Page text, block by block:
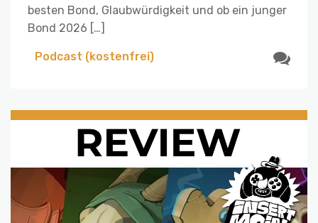
besten Bond, Glaubwürdigkeit und ob ein junger
Bond 2026 […]
Podcast (kostenfrei)